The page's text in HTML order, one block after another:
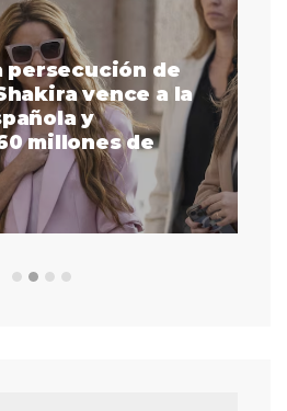
persecución de
vence a la
y
millones de